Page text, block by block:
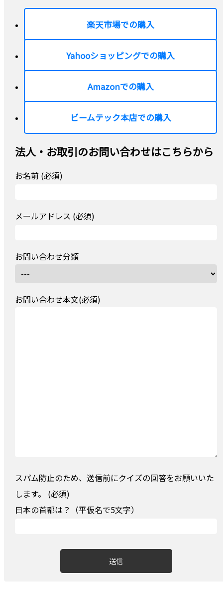
楽天市場での購入
Yahooショッピングでの購入
Amazonでの購入
ビームテック本店での購入
法人・お取引のお問い合わせはこちらから
お名前 (必須)
メールアドレス (必須)
お問い合わせ分類
お問い合わせ本文(必須)
スパム防止のため、送信前にクイズの回答をお願いいた
します。 (必須)
日本の首都は？（平仮名で5文字）